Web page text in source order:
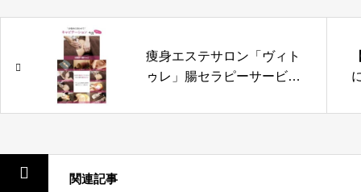
痩身エステサロン「ヴィト
ゥレ」腸セラピーサービス
関連記事